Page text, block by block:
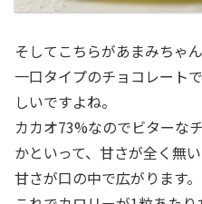
そしてこちらがあまみちゃ
一口タイプのチョコレート
しいですよね。
カカオ73%なのでビターな
かといって、甘さが全く無
甘さが口の中で広がります。